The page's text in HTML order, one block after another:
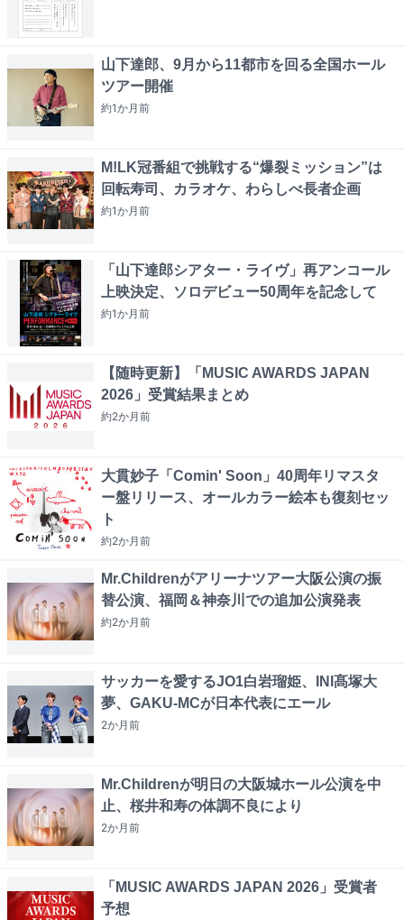
山下達郎、9月から11都市を回る全国ホール
ツアー開催
約1か月前
M!LK冠番組で挑戦する“爆裂ミッション”は
回転寿司、カラオケ、わらしべ長者企画
約1か月前
「山下達郎シアター・ライヴ」再アンコール
上映決定、ソロデビュー50周年を記念して
約1か月前
【随時更新】「MUSIC AWARDS JAPAN
2026」受賞結果まとめ
約2か月前
大貫妙子「Comin' Soon」40周年リマスタ
ー盤リリース、オールカラー絵本も復刻セッ
ト
約2か月前
Mr.Childrenがアリーナツアー大阪公演の振
替公演、福岡＆神奈川での追加公演発表
約2か月前
サッカーを愛するJO1白岩瑠姫、INI髙塚大
夢、GAKU-MCが日本代表にエール
2か月前
Mr.Childrenが明日の大阪城ホール公演を中
止、桜井和寿の体調不良により
2か月前
「MUSIC AWARDS JAPAN 2026」受賞者
予想